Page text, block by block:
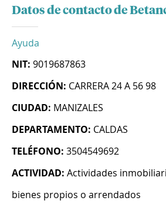
Datos de contacto de
Ayuda
NIT: 9019687863
DIRECCIÓN: CARRERA 24 A 56 98
CIUDAD: MANIZALES
DEPARTAMENTO: CALDAS
TELÉFONO: 3504549692
ACTIVIDAD: Actividades
bienes propios o arrendados